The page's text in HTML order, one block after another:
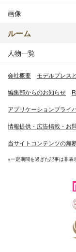
画像
ルーム
人物一覧
会社概要 モデルプレス
編集部からのお知らせ
アプリケーションプライ
情報提供・広告掲載・お
当サイトコンテンツの無
※一定期間を過ぎた記事は非表